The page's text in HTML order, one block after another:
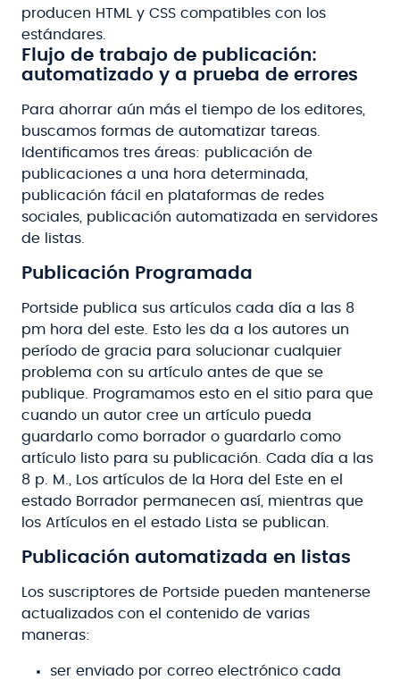
producen HTML y CSS compatibles con los
estándares.
Flujo de trabajo de publicación:
automatizado y a prueba de errores
Para ahorrar aún más el tiempo de los editores,
buscamos formas de automatizar tareas.
Identificamos tres áreas: publicación de
publicaciones a una hora determinada,
publicación fácil en plataformas de redes
sociales, publicación automatizada en servidores
de listas.
Publicación Programada
Portside publica sus artículos cada día a las 8
pm hora del este. Esto les da a los autores un
período de gracia para solucionar cualquier
problema con su artículo antes de que se
publique. Programamos esto en el sitio para que
cuando un autor cree un artículo pueda
guardarlo como borrador o guardarlo como
artículo listo para su publicación. Cada día a las
8 p. M., Los artículos de la Hora del Este en el
estado Borrador permanecen así, mientras que
los Artículos en el estado Lista se publican.
Publicación automatizada en listas
Los suscriptores de Portside pueden mantenerse
actualizados con el contenido de varias
maneras:
ser enviado por correo electrónico cada